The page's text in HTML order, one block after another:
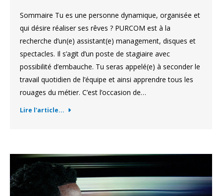
Sommaire Tu es une personne dynamique, organisée et
qui désire réaliser ses rêves ? PURCOM est à la
recherche d’un(e) assistant(e) management, disques et
spectacles. Il s’agit d’un poste de stagiaire avec
possibilité d’embauche. Tu seras appelé(e) à seconder le
travail quotidien de l’équipe et ainsi apprendre tous les
rouages du métier. C’est l’occasion de…
Lire l'article...